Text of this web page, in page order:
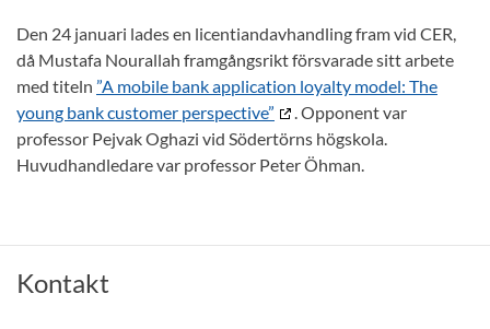
Den 24 januari lades en licentiandavhandling fram vid CER,
då Mustafa Nourallah framgångsrikt försvarade sitt arbete
med titeln ”A mobile bank application loyalty model: The
young bank customer perspective”
. Opponent var
professor Pejvak Oghazi vid Södertörns högskola.
Huvudhandledare var professor Peter Öhman.
Kontakt